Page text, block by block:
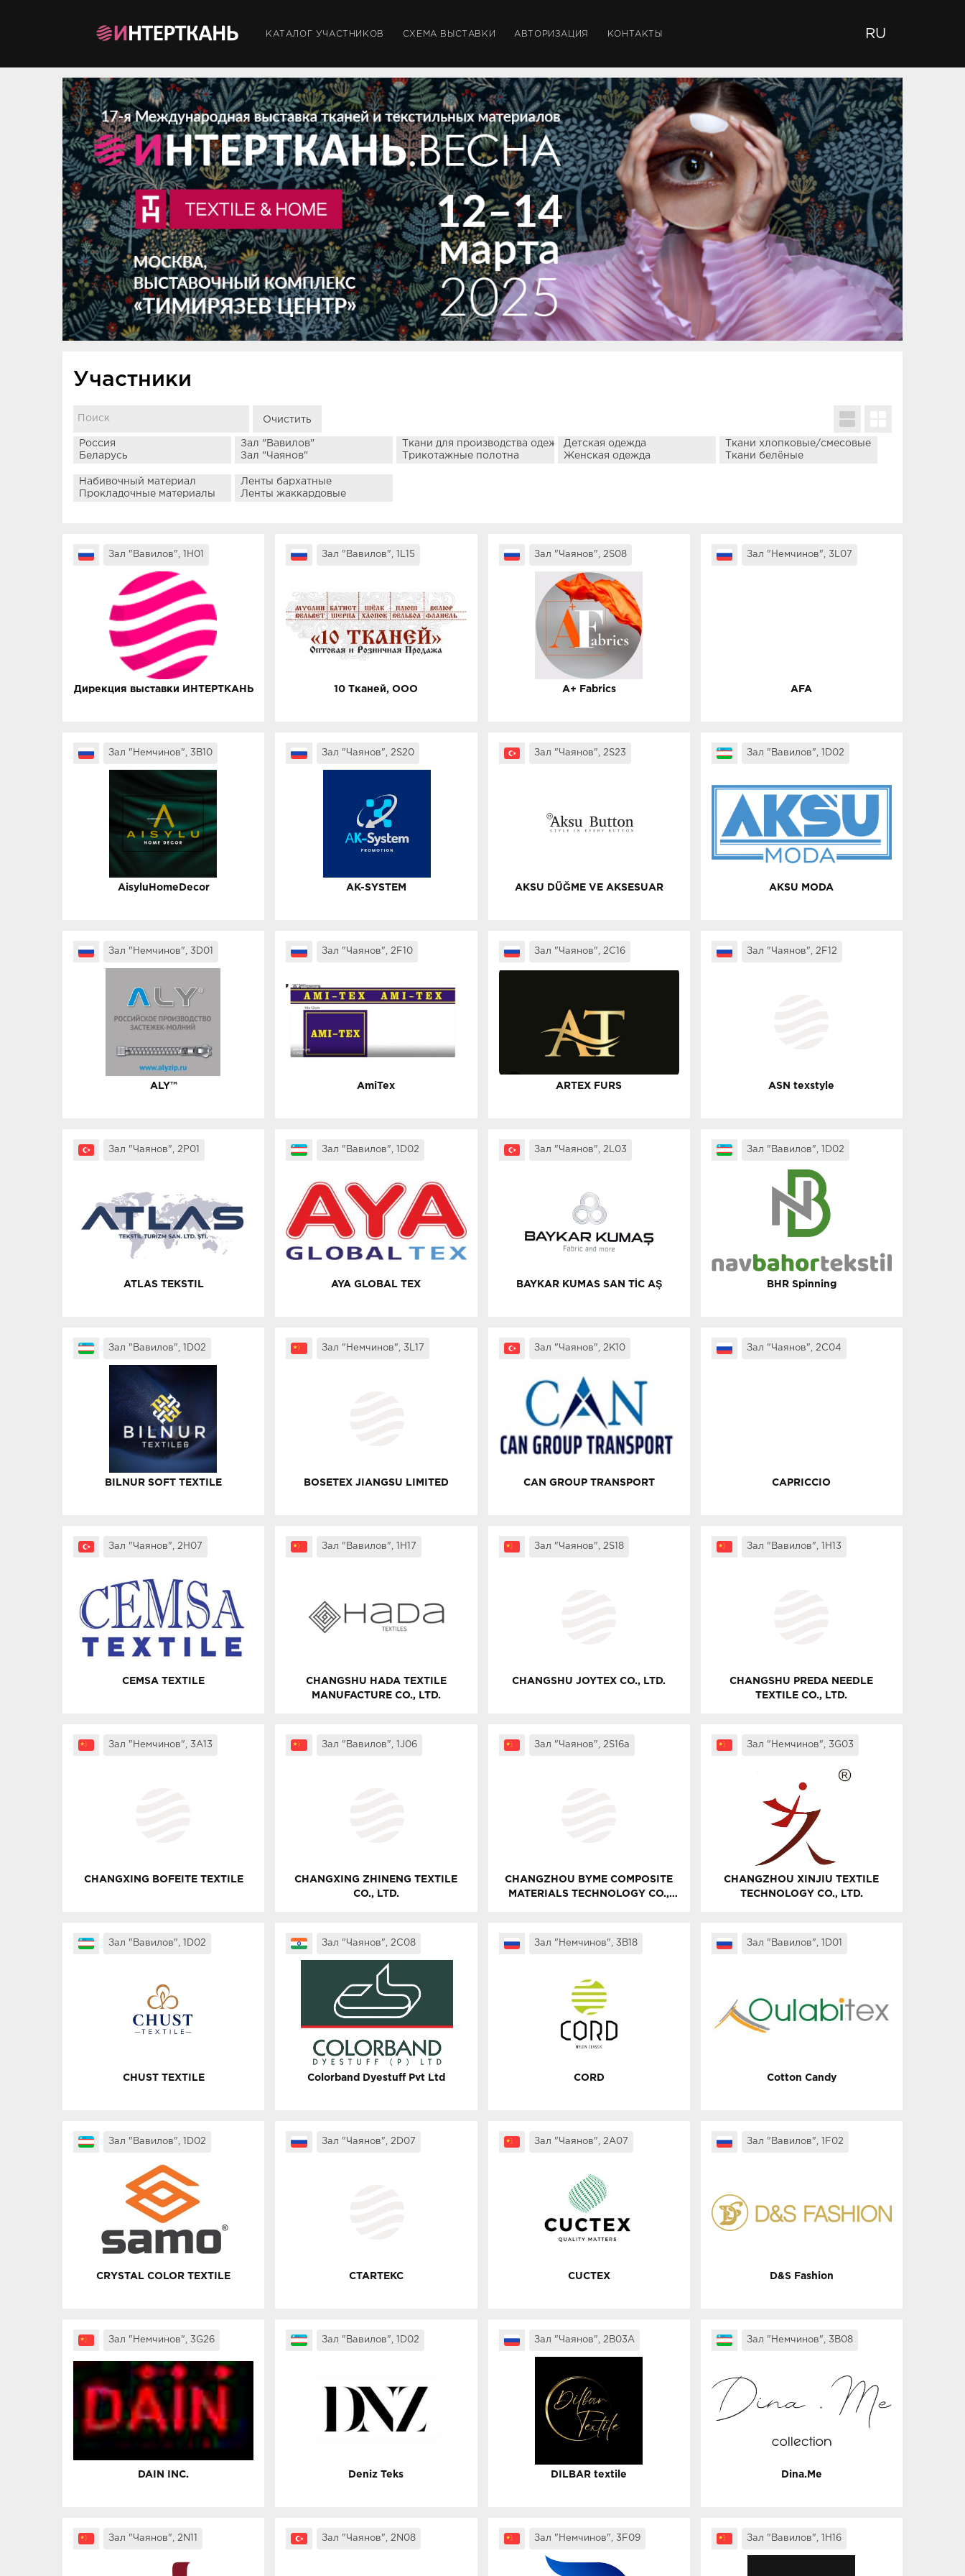
КАТАЛОГ УЧАСТНИКОВ СХЕМА ВЫСТАВКИ АВТОРИЗАЦИЯ КОНТАКТЫ RU
Участники
Очистить
Зал "Вавилов", 1H01
Дирекция выставки ИНТЕРТКАНЬ
Зал "Вавилов", 1L15
10 Тканей, ООО
Зал "Чаянов", 2S08
A+ Fabrics
Зал "Немчинов", 3L07
AFA
Зал "Немчинов", 3B10
AisyluHomeDecor
Зал "Чаянов", 2S20
AK-SYSTEM
Зал "Чаянов", 2S23
AKSU DÜĞME VE AKSESUAR
Зал "Вавилов", 1D02
AKSU MODA
Зал "Немчинов", 3D01
ALY™
Зал "Чаянов", 2F10
AmiTex
Зал "Чаянов", 2C16
ARTEX FURS
Зал "Чаянов", 2F12
ASN texstyle
Зал "Чаянов", 2P01
ATLAS TEKSTIL
Зал "Вавилов", 1D02
AYA GLOBAL TEX
Зал "Чаянов", 2L03
BAYKAR KUMAS SAN TİC AŞ
Зал "Вавилов", 1D02
BHR Spinning
Зал "Вавилов", 1D02
BILNUR SOFT TEXTILE
Зал "Немчинов", 3L17
BOSETEX JIANGSU LIMITED
Зал "Чаянов", 2K10
CAN GROUP TRANSPORT
Зал "Чаянов", 2C04
CAPRICCIO
Зал "Чаянов", 2H07
CEMSA TEXTILE
Зал "Вавилов", 1H17
CHANGSHU HADA TEXTILE
MANUFACTURE CO., LTD.
Зал "Чаянов", 2S18
CHANGSHU JOYTEX CO., LTD.
Зал "Вавилов", 1H13
CHANGSHU PREDA NEEDLE
TEXTILE CO., LTD.
Зал "Немчинов", 3A13
CHANGXING BOFEITE TEXTILE
Зал "Вавилов", 1J06
CHANGXING ZHINENG TEXTILE
CO., LTD.
Зал "Чаянов", 2S16a
CHANGZHOU BYME COMPOSITE
MATERIALS TECHNOLOGY CO.,
Зал "Немчинов", 3G03
CHANGZHOU XINJIU TEXTILE
TECHNOLOGY CO., LTD.
Зал "Вавилов", 1D02
CHUST TEXTILE
Зал "Чаянов", 2C08
Colorband Dyestuff Pvt Ltd
Зал "Немчинов", 3B18
CORD
Зал "Вавилов", 1D01
Cotton Candy
Зал "Вавилов", 1D02
CRYSTAL COLOR TEXTILE
Зал "Чаянов", 2D07
CTARTEKC
Зал "Чаянов", 2A07
CUCTEX
Зал "Вавилов", 1F02
D&S Fashion
Зал "Немчинов", 3G26
DAIN INC.
Зал "Вавилов", 1D02
Deniz Teks
Зал "Чаянов", 2B03A
DILBAR textile
Зал "Немчинов", 3B08
Dina.Me
Зал "Чаянов", 2N11 Зал "Чаянов", 2N08 Зал "Немчинов", 3F09 Зал "Вавилов", 1H16